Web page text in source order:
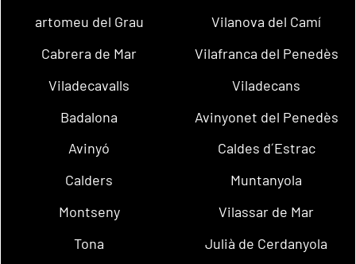
artomeu del Grau
Vilanova del Camí
Cabrera de Mar
Vilafranca del Penedès
Viladecavalls
Viladecans
Badalona
Avinyonet del Penedès
Avinyó
Caldes d´Estrac
Calders
Muntanyola
Montseny
Vilassar de Mar
Tona
Julià de Cerdanyola